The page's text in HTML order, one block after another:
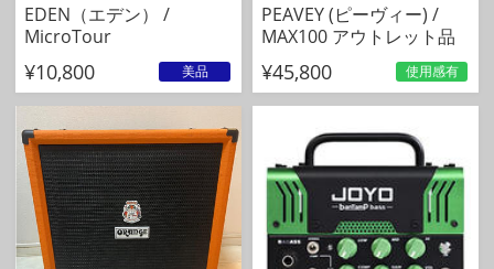
EDEN（エデン） /
MicroTour
¥10,800 美品
PEAVEY (ピーヴィー) /
MAX100 アウトレット品
¥45,800 使用感有